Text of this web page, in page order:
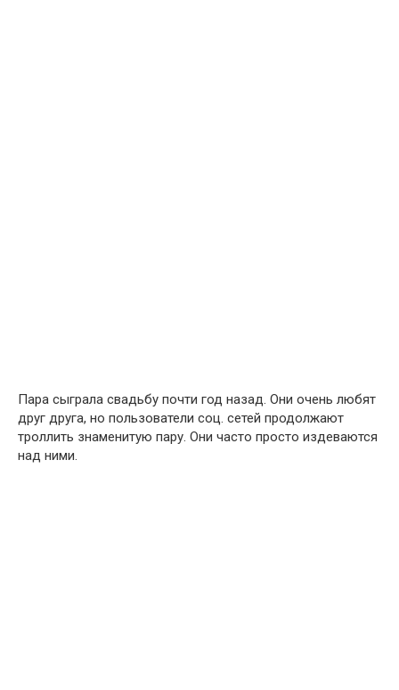
Пара сыграла свадьбу почти год назад. Они очень любят
друг друга, но пользователи соц. сетей продолжают
троллить знаменитую пару. Они часто просто издеваются
над ними.